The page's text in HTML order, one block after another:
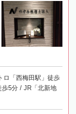
ロ「西梅田駅」徒歩
5分 / JR「北新地